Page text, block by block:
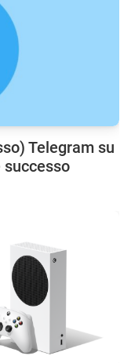
Telegram su
successo